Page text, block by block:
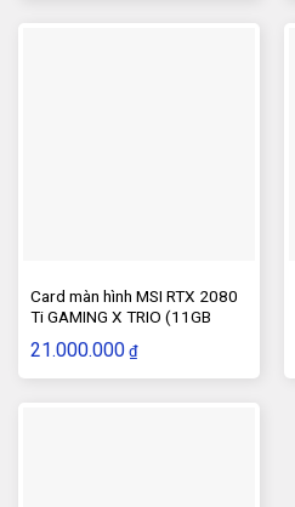
Card màn hình MSI RTX 2080
Ti GAMING X TRIO (11GB
GDDR6, 352-bit,
HDMI+DP+Type-C, 1×8-pin+
1×6-pin)
21.000.000 ₫